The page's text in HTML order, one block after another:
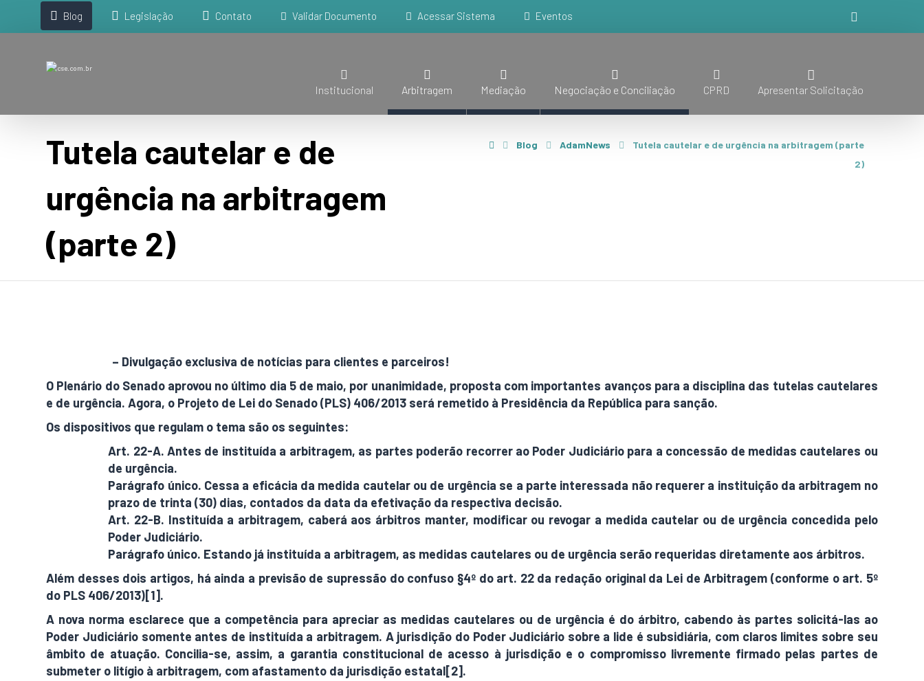
Blog Legislação Contato Validar Documento Acessar Sistema Eventos
Institucional Arbitragem Mediação Negociação e Conciliação CPRD Apresentar Solicitação
Tutela cautelar e de
urgência na arbitragem
(parte 2)
Blog AdamNews
Tutela cautelar e de urgência na arbitragem (parte
2)
– Divulgação exclusiva de notícias para clientes e parceiros!
O Plenário do Senado aprovou no último dia 5 de maio, por unanimidade, proposta com importantes avanços para a disciplina das tutelas cautelares
e de urgência. Agora, o Projeto de Lei do Senado (PLS) 406/2013 será remetido à Presidência da República para sanção.
Os dispositivos que regulam o tema são os seguintes:
Art. 22-A. Antes de instituída a arbitragem, as partes poderão recorrer ao Poder Judiciário para a concessão de medidas cautelares ou
de urgência.
Parágrafo único. Cessa a eficácia da medida cautelar ou de urgência se a parte interessada não requerer a instituição da arbitragem no
prazo de trinta (30) dias, contados da data da efetivação da respectiva decisão.
Art. 22-B. Instituída a arbitragem, caberá aos árbitros manter, modificar ou revogar a medida cautelar ou de urgência concedida pelo
Poder Judiciário.
Parágrafo único. Estando já instituída a arbitragem, as medidas cautelares ou de urgência serão requeridas diretamente aos árbitros.
Além desses dois artigos, há ainda a previsão de supressão do confuso §4º do art. 22 da redação original da Lei de Arbitragem (conforme o art. 5º
do PLS 406/2013)[1].
A nova norma esclarece que a competência para apreciar as medidas cautelares ou de urgência é do árbitro, cabendo às partes solicitá-las ao
Poder Judiciário somente antes de instituída a arbitragem. A jurisdição do Poder Judiciário sobre a lide é subsidiária, com claros limites sobre seu
âmbito de atuação. Concilia-se, assim, a garantia constitucional de acesso à jurisdição e o compromisso livremente firmado pelas partes de
submeter o litígio à arbitragem, com afastamento da jurisdição estatal[2].